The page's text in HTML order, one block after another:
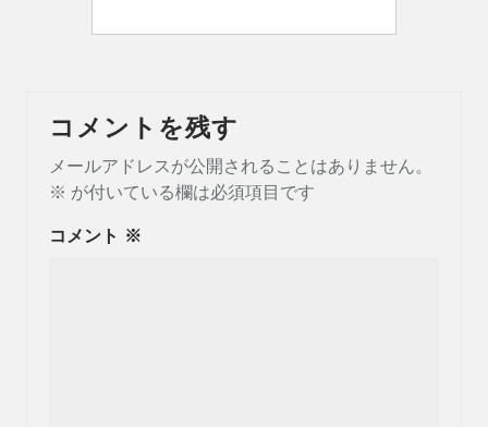
コメントを残す
メールアドレスが公開されることはありません。
※ が付いている欄は必須項目です
コメント ※